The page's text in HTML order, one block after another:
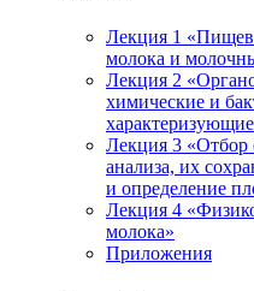
Лекция 1
молока и
Лекция 2
химические и
Лекция 3 «Отбор
анализа, их
и определение
Лекция 4
молока»
Приложения